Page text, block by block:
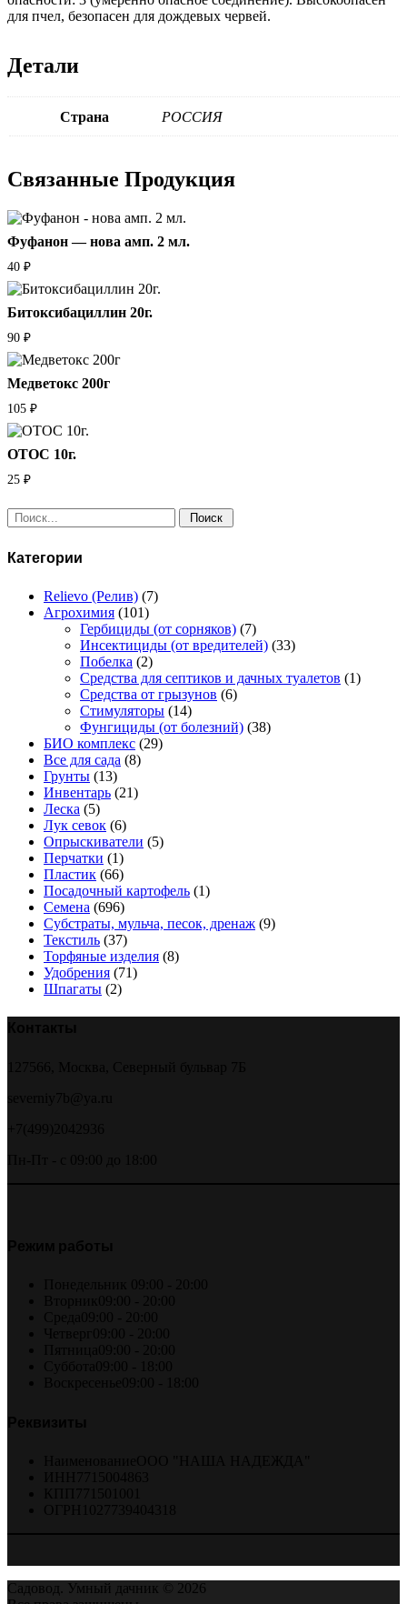
для пчел, безопасен для дождевых червей.
Детали
Страна РОССИЯ
Связанные Продукция
Фуфанон — нова амп. 2 мл.
40 ₽
Битоксибациллин 20г.
90 ₽
Медветокс 200г
105 ₽
ОТОС 10г.
25 ₽
Поиск:
Категории
Relievo (Релив) (7)
Агрохимия (101)
Гербициды (от сорняков) (7)
Инсектициды (от вредителей) (33)
Побелка (2)
Средства для септиков и дачных туалетов (1)
Средства от грызунов (6)
Стимуляторы (14)
Фунгициды (от болезний) (38)
БИО комплекс (29)
Все для сада (8)
Грунты (13)
Инвентарь (21)
Леска (5)
Лук севок (6)
Опрыскиватели (5)
Перчатки (1)
Пластик (66)
Посадочный картофель (1)
Семена (696)
Субстраты, мульча, песок, дренаж (9)
Текстиль (37)
Торфяные изделия (8)
Удобрения (71)
Шпагаты (2)
Садовод. Умный дачник © 2026